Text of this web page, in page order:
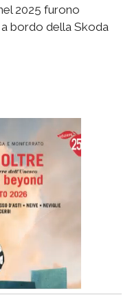
2025 furono
bordo della Skoda